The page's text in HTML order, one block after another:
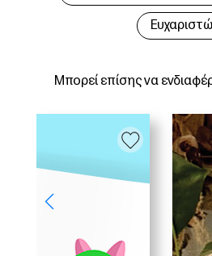
Μπορεί επίσης να
Ευχαριστώ